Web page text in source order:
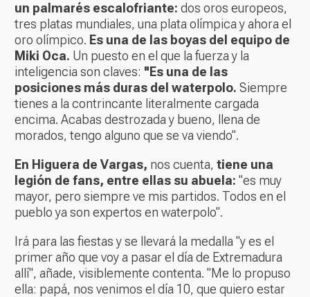
un palmarés escalofriante: dos oros europeos,
tres platas mundiales, una plata olímpica y ahora el
oro olímpico. Es una de las boyas del equipo de
Miki Oca. Un puesto en el que la fuerza y la
inteligencia son claves: "Es una de las
posiciones más duras del waterpolo. Siempre
tienes a la contrincante literalmente cargada
encima. Acabas destrozada y bueno, llena de
morados, tengo alguno que se va viendo".
En Higuera de Vargas, nos cuenta, tiene una
legión de fans, entre ellas su abuela: "es muy
mayor, pero siempre ve mis partidos. Todos en el
pueblo ya son expertos en waterpolo".
Irá para las fiestas y se llevará la medalla "y es el
primer año que voy a pasar el día de Extremadura
allí", añade, visiblemente contenta. "Me lo propuso
ella: papá, nos venimos el día 10, que quiero estar